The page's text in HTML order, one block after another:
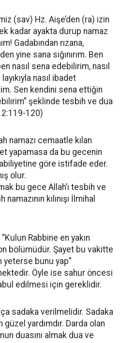
(sav) Hz. Aişe’den (ra) izin
kadar ayakta durup namaz
Gadabından rızana,
yine sana sığınırım. Ben
nasıl sena edebilirim, nasıl
nasıl ibadet
Sen kendini sena ettiğin
şeklinde tesbih ve dua
2:119-120)
namazı cemaatle kılan
yapamasa da bu gecenin
göre istifade eder.
olur.
bu gece Allah’ı tesbih ve
kılınışı İlmihal
Rabbine en yakın
bölümüdür. Şayet bu vakitte
yeterse bunu yap”
Öyle ise sahur öncesi
edilmesi için gereklidir.
sadaka verilmelidir. Sadaka
yardımdır. Darda olan
duasını almak dua ve